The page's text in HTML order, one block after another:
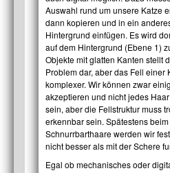
Auswahl rund um unsere Katze
dann kopieren und in ein
Hintergrund einfügen. Es wird
auf dem Hintergrund (Ebene 1)
Objekte mit glatten Kanten stellt
Problem dar, aber das Fell einer
komplexer. Wir können zwar
akzeptieren und nicht jedes
sein, aber die Fellstruktur muss
erkennbar sein. Spätestens
Schnurrbarthaare werden wir
nicht besser als mit der Schere
Egal ob mechanisches oder